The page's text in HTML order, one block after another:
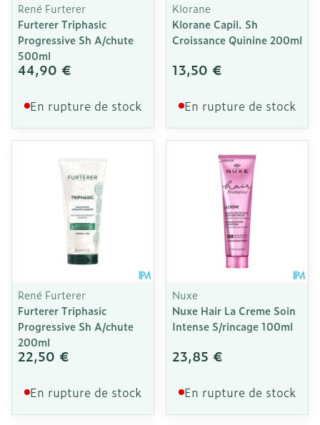
René Furterer
Furterer Triphasic
Progressive Sh A/chute
500ml
44,90 €
En rupture de stock
Klorane
Klorane Capil. Sh
Croissance Quinine 200ml
13,50 €
En rupture de stock
René Furterer
Furterer Triphasic
Progressive Sh A/chute
200ml
22,50 €
En rupture de stock
Nuxe
Nuxe Hair La Creme Soin
Intense S/rincage 100ml
23,85 €
En rupture de stock